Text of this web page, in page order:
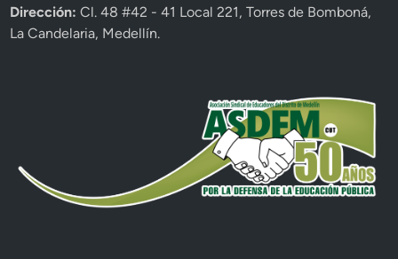
Dirección:Cl. 48 #42 - 41 Local 221, Torres de Bomboná,
La Candelaria, Medellín.